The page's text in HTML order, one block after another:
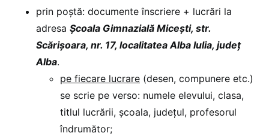
prin poștă: documente înscriere + lucrări la
adresa Școala Gimnazială Micești, str.
Scărișoara, nr. 17, localitatea Alba Iulia, județ
Alba.
pe fiecare lucrare (desen, compunere etc.)
se scrie pe verso: numele elevului, clasa,
titlul lucrării, școala, județul, profesorul
îndrumător;